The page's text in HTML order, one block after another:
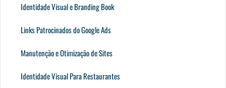
Identidade Visual e Branding Book
Links Patrocinados do Google Ads
Manutenção e Otimização de Sites
Identidade Visual Para Restaurantes